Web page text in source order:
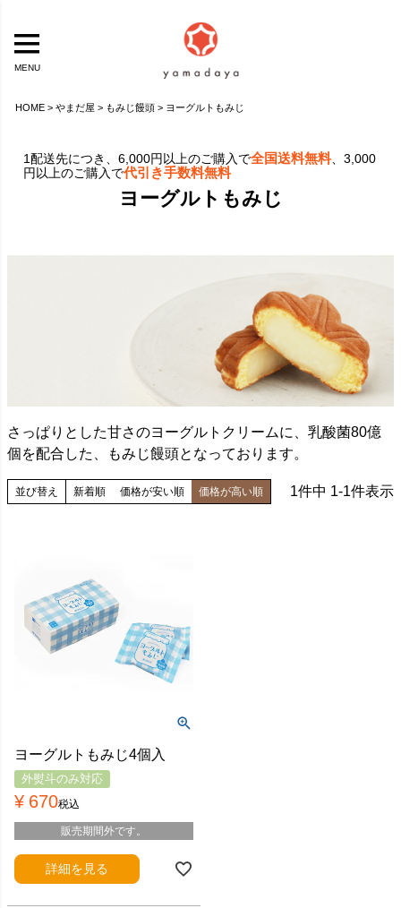
MENU
HOME やまだ屋 もみじ饅頭 ヨーグルトもみじ
1配送先につき、6,000円以上のご購入で全国送料無料、3,000
円以上のご購入で代引き手数料無料
ヨーグルトもみじ
さっぱりとした甘さのヨーグルトクリームに、乳酸菌80億
個を配合した、もみじ饅頭となっております。
並び替え 新着順 価格が安い順 価格が高い順 1件中 1-1件表示
ヨーグルトもみじ4個入
外熨斗のみ対応
¥ 670税込
販売期間外です。
詳細を見る